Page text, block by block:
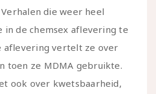
die weer heel
in de chemsex aflevering te
aflevering vertelt ze over
toen ze MDMA gebruikte.
ook over kwetsbaarheid,